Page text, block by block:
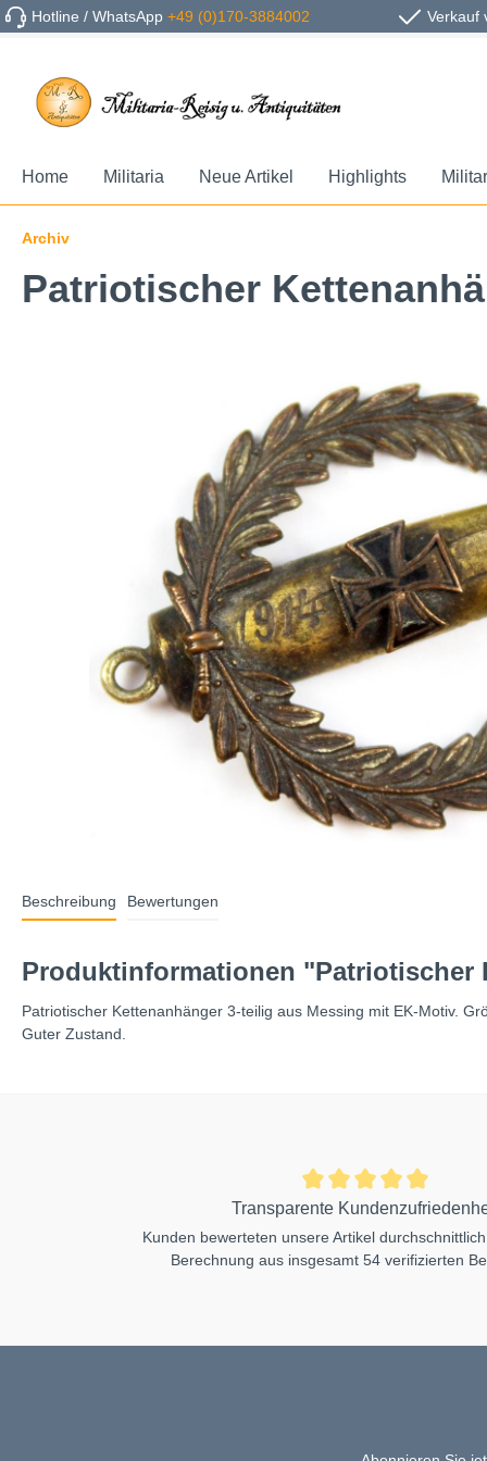
Hotline / WhatsApp+49 (0)170-3884002 Verkauf
Home Militaria Neue Artikel Highlights
Archiv
Patriotischer
Beschreibung Bewertungen
Produktinformationen "Patriotischer
Patriotischer Kettenanhänger 3-teilig aus Messing mit EK-Motiv.
Guter Zustand.
Transparente
Kunden bewerteten unsere Artikel
Berechnung aus insgesamt 54 verifizierten